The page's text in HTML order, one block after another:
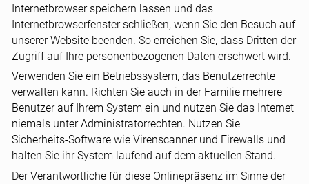
Internetbrowser speichern lassen und das
Internetbrowserfenster schließen, wenn Sie den Besuch auf
unserer Website beenden. So erreichen Sie, dass Dritten der
Zugriff auf Ihre personenbezogenen Daten erschwert wird.
Verwenden Sie ein Betriebssystem, das Benutzerrechte
verwalten kann. Richten Sie auch in der Familie mehrere
Benutzer auf Ihrem System ein und nutzen Sie das Internet
niemals unter Administratorrechten. Nutzen Sie
Sicherheits-Software wie Virenscanner und Firewalls und
halten Sie ihr System laufend auf dem aktuellen Stand.
Der Verantwortliche für diese Onlinepräsenz im Sinne der